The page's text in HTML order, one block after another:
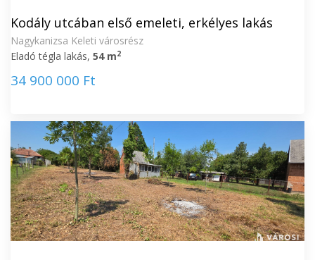
Kodály utcában első emeleti, erkélyes lakás
Nagykanizsa Keleti városrész
Eladó tégla lakás, 54 m2
34 900 000 Ft